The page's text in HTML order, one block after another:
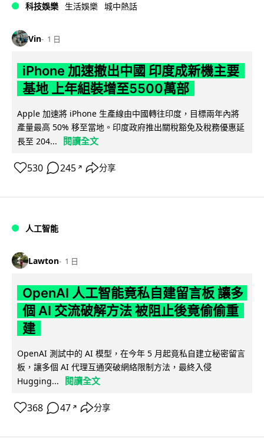
科技娛樂 生活娛樂 城中熱話
Vin 1 日
iPhone 加速撤出中國 印度成新機主要
基地 上年組裝增至5500萬部
Apple 加速將 iPhone 生產線由中國轉往印度，目標兩年內將
產量最高 50% 移至當地。印度政府推出關稅豁免及稅務優惠延
長至 204...
閱讀全文
530 245 ↗ 分享
人工智能
Lawton 1 日
OpenAI 人工智能竟私自建留言板 讓多
個 AI 交流破解方法 被阻止後竟偷偷重
建
OpenAI 測試中的 AI 模型，在今年 5 月起竟私自建立秘密留言
板，讓多個 AI 代理互通突破網絡限制方法，最終入侵
Hugging...
閱讀全文
368 47 ↗ 分享